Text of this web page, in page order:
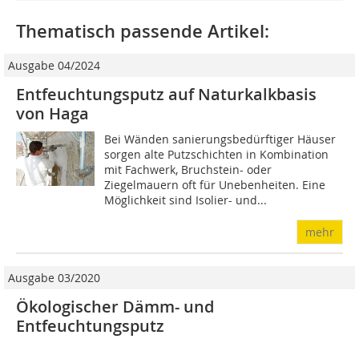
Thematisch passende Artikel:
Ausgabe 04/2024
Entfeuchtungsputz auf Naturkalkbasis
von Haga
Bei Wänden sanierungsbedürftiger Häuser
sorgen alte Putzschichten in Kombination
mit Fachwerk, Bruchstein- oder
Ziegelmauern oft für Unebenheiten. Eine
Möglichkeit sind Isolier- und...
mehr
Ausgabe 03/2020
Ökologischer Dämm- und
Entfeuchtungsputz